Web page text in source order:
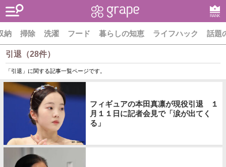
RANK
納 掃除 洗濯 フード 暮らしの知恵 ライフハック 話題
引退（28件）
「引退」に関する記事一覧ページです。
フィギュアの本田真凛が現役引退 １
月１１日に記者会見で「涙が出てく
る」